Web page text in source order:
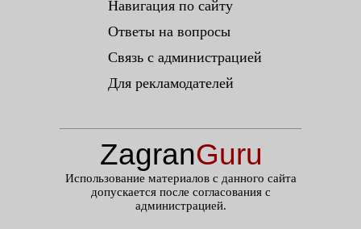
Навигация по сайту
Ответы на вопросы
Связь с администрацией
Для рекламодателей
ZagranGuru
Использование материалов с данного сайта
допускается после согласования с
администрацией.